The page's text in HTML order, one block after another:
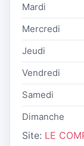
Mardi
Mercredi
Jeudi
Vendredi
Samedi
Dimanche
Site: LE